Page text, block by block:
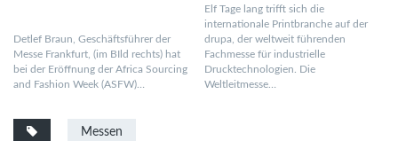
Detlef Braun, Geschäftsführer der
Messe Frankfurt, (im BIld rechts) hat
bei der Eröffnung der Africa Sourcing
and Fashion Week (ASFW)…
Elf Tage lang trifft sich die
internationale Printbranche auf der
drupa, der weltweit führenden
Fachmesse für industrielle
Drucktechnologien. Die
Weltleitmesse…
Messen